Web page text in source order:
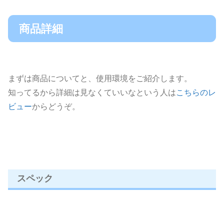
商品詳細
まずは商品についてと、使用環境をご紹介します。
知ってるから詳細は見なくていいなという人はこちらのレ
ビューからどうぞ。
スペック